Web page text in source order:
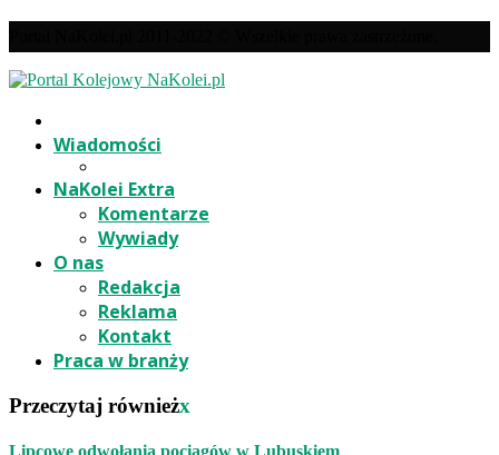
Wiadomości
NaKolei Extra
Komentarze
Wywiady
O nas
Redakcja
Reklama
Kontakt
Praca w branży
Przeczytaj równieżx